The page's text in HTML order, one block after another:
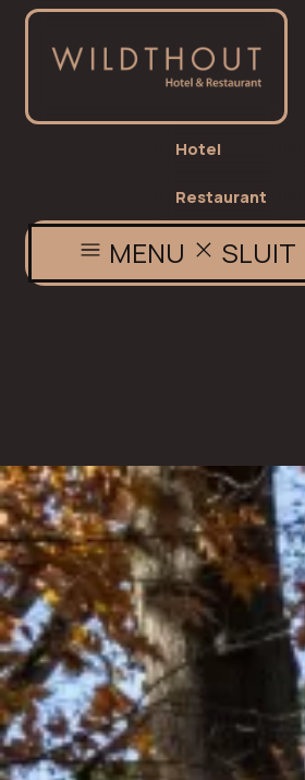
Hotel
Restaurant
MENU SLUIT